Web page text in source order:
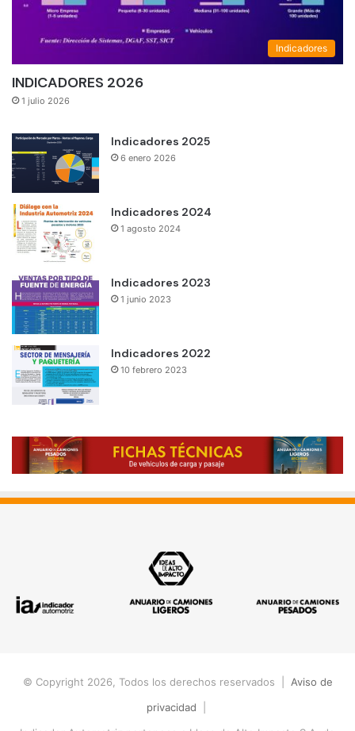
Indicadores
INDICADORES 2026
1 julio 2026
Indicadores 2025
6 enero 2026
Indicadores 2024
1 agosto 2024
Indicadores 2023
1 junio 2023
Indicadores 2022
10 febrero 2023
© Copyright 2026, Todos los derechos reservados | Aviso de
privacidad